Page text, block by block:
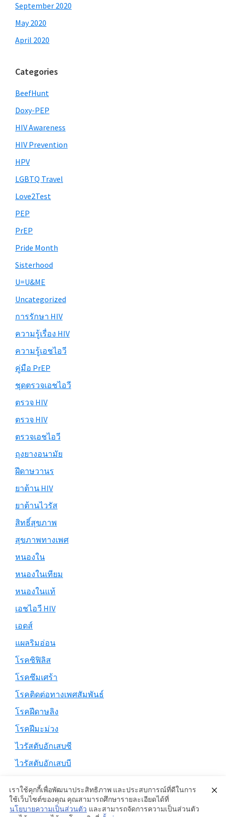
September 2020
May 2020
April 2020
Categories
BeefHunt
Doxy-PEP
HIV Awareness
HIV Prevention
HPV
LGBTQ Travel
Love2Test
PEP
PrEP
Pride Month
Sisterhood
U=U&ME
Uncategorized
การรักษา HIV
ความรู้เรื่อง HIV
ความรู้เอชไอวี
คู่มือ PrEP
ชุดตรวจเอชไอวี
ตรวจ HIV
ตรวจ HIV
ตรวจเอชไอวี
ถุงยางอนามัย
ฝีดาษวานร
ยาต้าน HIV
ยาต้านไวรัส
สิทธิ์สุขภาพ
สุขภาพทางเพศ
หนองใน
หนองในเทียม
หนองในแท้
เอชไอวี HIV
เอดส์
แผลริมอ่อน
โรคซิฟิลิส
โรคซึมเศร้า
โรคติดต่อทางเพศสัมพันธ์
โรคฝีดาษลิง
โรคฝีมะม่วง
ไวรัสตับอักเสบซี
ไวรัสตับอักเสบบี
Copyright © 2026 ·Genesis SampleonGenesis Framework
เราใช้คุกกี้เพื่อพัฒนาประสิทธิภาพ และประสบการณ์ที่ดีในการ
ใช้เว็บไซต์ของคุณ คุณสามารถศึกษารายละเอียดได้ที่
นโยบายความเป็นส่วนตัว และสามารถจัดการความเป็นส่วนตัว